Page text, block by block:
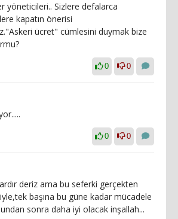
yöneticileri.. Sizlere defalarca
kapatın önerisi
ücret" cümlesini duymak bize
0 0
0 0
deriz ama bu seferki gerçekten
başına bu güne kadar mücadele
sonra daha iyi olacak inşallah...